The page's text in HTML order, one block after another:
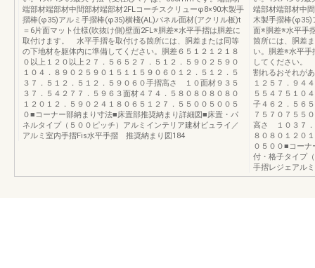
端部材端部材中間部材端部材2FLコーチスクリューφ8×90木製手
摺棒(φ35)アルミ手摺棒(φ35)横棧(AL)パネル面材(アクリル板)t
＝6片面マット仕様(吹抜け側)壁面2FL※胴差※水平手摺は胴差に
取付けます。 水平手摺を取付ける箇所には、胴差または同等
の下地材を躯体内に準備してください。胴差６５１２１２１８
０以上１２０以上２７．５６５２７．５１２．５９０２５９０
１０４．８９０２５９０１５１１５９０６０１２．５１２．５
３７．５１２．５１２．５９０６０手摺高さ １０面材９３５
３７．５４２７７．５９６３面材４７４．５８０８０８０８０
１２０１２．５９０２４１８０６５１２７．５５００５００５
０■コーナー部納まり寸法■床置部推奨納まり詳細図■床置・パ
ネルタイプ（５００ピッチ）アルミインテリア建材ビュライ／
アルミ室内手摺Fis水平手摺 推奨納まり図184
端部材端部材中
木製手摺棒(φ35)
面※胴差※水平手
箇所には、胴差
い。胴差※水平手
してください。
割れるおそれが
１２５７．９４
５５４７５１０
子４６２．５６
７５７０７５５
高さ １０３７．
８０８０１２０
０５００■コー
付・格子タイプ
手摺レジェアル